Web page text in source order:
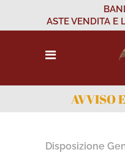
ASTE VENDITA E
AVVISO
Disposizione